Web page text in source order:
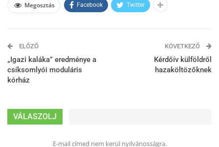
Megosztás Facebook Twitter
ELŐZŐ
„Igazi kaláka” eredménye a
csíksomlyói moduláris
kórház
KÖVETKEZŐ
Kérdőív külföldről
hazaköltözőknek
VÁLASZOLJ
E-mail címed nem kerül nyilvánosságra.